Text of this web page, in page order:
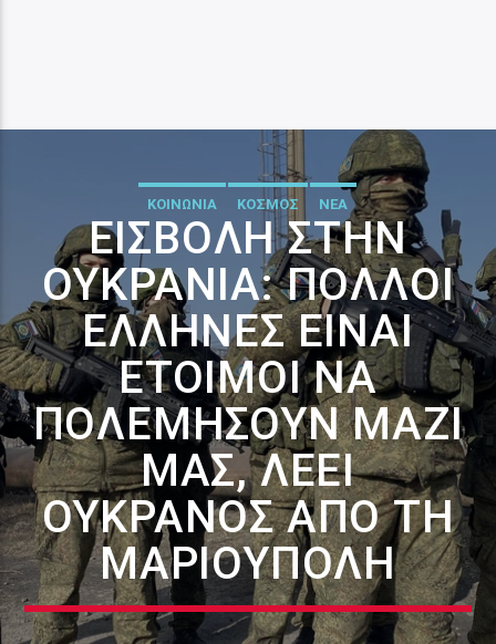
ΚΟΙΝΩΝΙΑ ΚΟΣΜΟΣ ΝΕΑ
ΕΙΣΒΟΛΉ ΣΤΗΝ
ΟΥΚΡΑΝΊΑ: ΠΟΛΛΟΊ
ΈΛΛΗΝΕΣ ΕΊΝΑΙ
ΈΤΟΙΜΟΙ ΝΑ
ΠΟΛΕΜΉΣΟΥΝ ΜΑΖΊ
ΜΑΣ, ΛΈΕΙ
ΟΥΚΡΑΝΌΣ ΑΠΌ ΤΗ
ΜΑΡΙΟΎΠΟΛΗ